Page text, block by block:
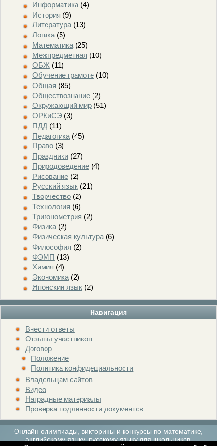
Информатика(4)
История (9)
Литература(13)
Логика(5)
Математика(25)
Межпредметная (10)
ОБЖ (11)
Обучение грамоте(10)
Общая (85)
Обществознание(2)
Окружающий мир(51)
ОРКиСЭ(3)
ПДД (11)
Педагогика(45)
Право(3)
Праздники(27)
Природоведение(4)
Рисование(2)
Русский язык(21)
Творчество(2)
Технология (6)
Тригонометрия (2)
Физика(2)
Физическая культура(6)
Философия (2)
ФЭМП (13)
Химия (4)
Экономика(2)
Японский язык(2)
Навигация
Внести ответы
Отзывы участников
Договор
Положение
Политика конфидециальности
Владельцам сайтов
Видео
Наградные материалы
Проверка подлинности документов
Онлайн олимпиады, викторины и конкурсы по математике,
английскому языку, русскому языку для школьников.